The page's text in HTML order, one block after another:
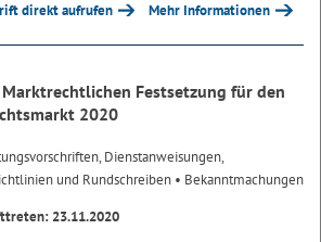
direkt aufrufen Mehr Informationen
Festsetzung für den
2020
Dienstanweisungen,
und Rundschreiben • Bekanntmachungen
23.11.2020